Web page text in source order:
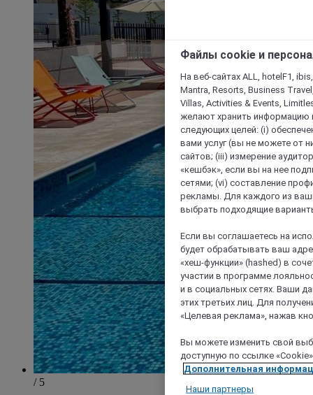
/ 5
Файлы cookie и
На веб-сайтах ALL, hotelF1,
Mantra, Resorts, Business
Villas, Activities & Events,
желают хранить информацию
следующих целей: (i)
вами услуг (вы не можете от
сайтов; (iii) измерение
«кешбэк», если вы на нее
сетями; (vi) составление
рекламы. Для каждого из
выбрать подходящие
Если вы соглашаетесь на
будет обрабатывать ваш
«хеш-функции» (hashed) в
участии в программе
и в социальных сетях. Ваши
этих третьих лиц. Для
«Целевая реклама», нажав
Вы можете изменить свой
доступную по ссылке
Дополнительная
Наши партнеры